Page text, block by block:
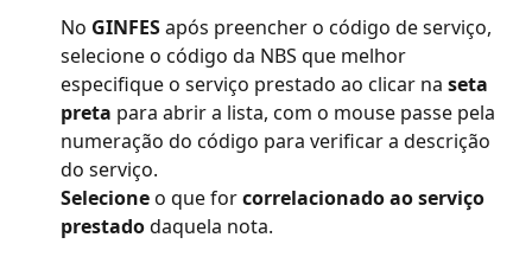
No GINFES após preencher o código de serviço,
selecione o código da NBS que melhor
especifique o serviço prestado ao clicar na seta
preta para abrir a lista, com o mouse passe pela
numeração do código para verificar a descrição
do serviço.
Selecione o que for correlacionado ao serviço
prestado daquela nota.